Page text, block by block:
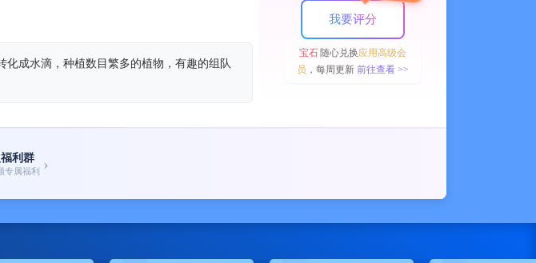
化成水滴，种植数目繁多的植物，有趣的组队
我要评分
宝石随心兑换应用高级会
员 ，每周更新 前往查看 >>
利群
专属福利 ›